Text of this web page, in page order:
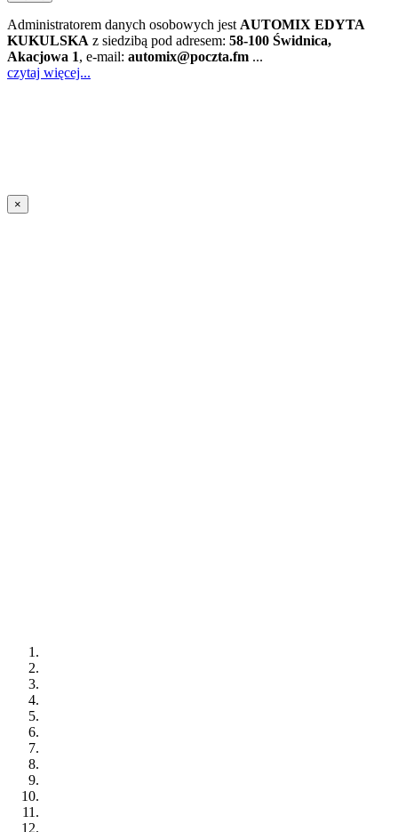
Administratorem danych osobowych jest AUTOMIX EDYTA
KUKULSKA z siedzibą pod adresem: 58-100 Świdnica,
Akacjowa 1, e-mail: automix@poczta.fm ...
czytaj więcej...
×